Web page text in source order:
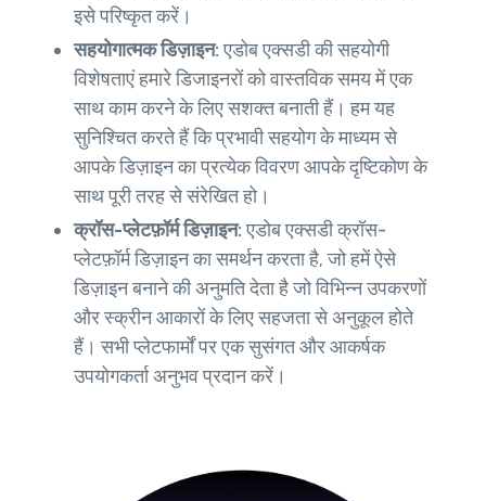
इसे परिष्कृत करें।
सहयोगात्मक डिज़ाइन:एडोब एक्सडी की सहयोगी
विशेषताएं हमारे डिजाइनरों को वास्तविक समय में एक
साथ काम करने के लिए सशक्त बनाती हैं। हम यह
सुनिश्चित करते हैं कि प्रभावी सहयोग के माध्यम से
आपके डिज़ाइन का प्रत्येक विवरण आपके दृष्टिकोण के
साथ पूरी तरह से संरेखित हो।
क्रॉस-प्लेटफ़ॉर्म डिज़ाइन:एडोब एक्सडी क्रॉस-
प्लेटफ़ॉर्म डिज़ाइन का समर्थन करता है, जो हमें ऐसे
डिज़ाइन बनाने की अनुमति देता है जो विभिन्न उपकरणों
और स्क्रीन आकारों के लिए सहजता से अनुकूल होते
हैं। सभी प्लेटफार्मों पर एक सुसंगत और आकर्षक
उपयोगकर्ता अनुभव प्रदान करें।